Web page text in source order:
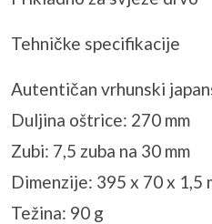
Tehničke specifikacije
Autentičan vrhunski
Duljina oštrice: 270 mm
Zubi: 7,5 zuba na 30 mm
Dimenzije: 395 x 70 x 1,5
Težina: 90 g